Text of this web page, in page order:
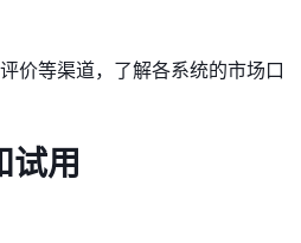
价等渠道，了解各系统的市场口
试用